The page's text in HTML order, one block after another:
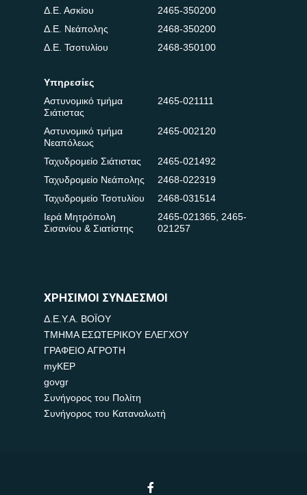
Δ.Ε. Ασκίου
2465-350200
Δ.Ε. Νεάπολης
2468-350200
Δ.Ε. Τσοτυλίου
2468-350100
Υπηρεσίες
Αστυνομικό τμήμα
Σιάτιστας
2465-021111
Αστυνομικό τμήμα
Νεαπόλεως
2465-002120
Ταχυδρομείο Σιάτιστας
2465-021492
Ταχυδρομείο Νεάπολης
2468-022319
Ταχυδρομείο Τσοτυλίου
2468-031514
Ιερά Μητρόπολη
Σισανίου & Σιατίστης
2465-021365, 2465-
021257
ΧΡΗΣΙΜΟΙ ΣΥΝΔΕΣΜΟΙ
Δ.Ε.Υ.Α. ΒΟΪΟΥ
ΤΜΗΜΑ ΕΣΩΤΕΡΙΚΟΥ ΕΛΕΓΧΟΥ
ΓΡΑΦΕΙΟ ΑΓΡΟΤΗ
myKEP
govgr
Συνήγορος του Πολίτη
Συνήγορος του Καταναλωτή